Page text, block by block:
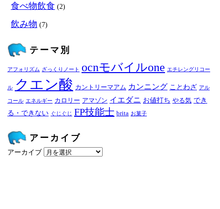
食べ物飲食 (2)
飲み物 (7)
テーマ別
アフォリズム ざっくりノート ocnモバイルone エチレングリコー
ル クエン酸 カントリーマアム カンニング ことわざ アル
コール エネルギー カロリー アマゾン イエダニ お値打ち やる気 でき
る・できない ぐじぐじ FP技能士 brita お菓子
アーカイブ
アーカイブ